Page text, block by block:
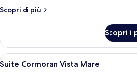
Mare
Scopri di più
Altri
Family
Vista
Mare
Scopri i
Apri
tutte
12
Suite Cormoran Vista Mare